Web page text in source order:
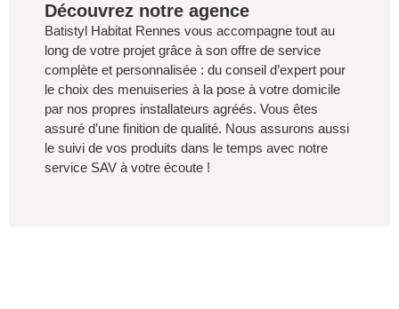
Découvrez notre agence
Batistyl Habitat Rennes vous accompagne tout au
long de votre projet grâce à son offre de service
complète et personnalisée : du conseil d’expert pour
le choix des menuiseries à la pose à votre domicile
par nos propres installateurs agréés. Vous êtes
assuré d’une finition de qualité. Nous assurons aussi
le suivi de vos produits dans le temps avec notre
service SAV à votre écoute !